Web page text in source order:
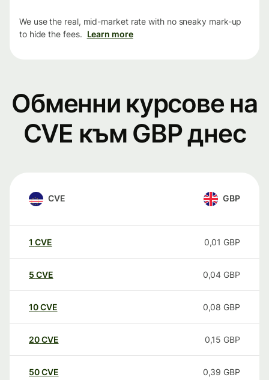
We use the real, mid-market rate with no sneaky mark-up
to hide the fees. Learn more
Обменни курсове на
CVE към GBP днес
CVE GBP
1 CVE 0,01 GBP
5 CVE 0,04 GBP
10CVE 0,08 GBP
20CVE 0,15 GBP
50CVE 0,39 GBP